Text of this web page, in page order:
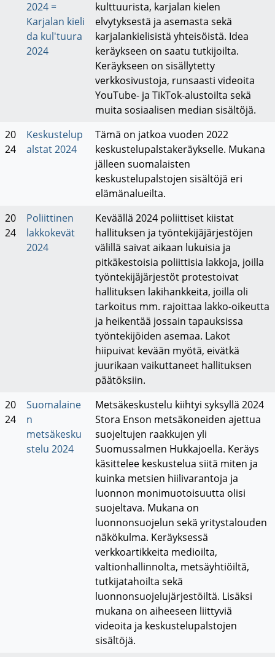
2024 =
Karjalan kieli
da kul'tuura
2024
kulttuurista, karjalan kielen
elvytyksestä ja asemasta sekä
karjalankielisistä yhteisöistä. Idea
keräykseen on saatu tutkijoilta.
Keräykseen on sisällytetty
verkkosivustoja, runsaasti videoita
YouTube- ja TikTok-alustoilta sekä
muita sosiaalisen median sisältöjä.
20
24
Keskustelup
alstat 2024
Tämä on jatkoa vuoden 2022
keskustelupalstakeräykselle. Mukana
jälleen suomalaisten
keskustelupalstojen sisältöjä eri
elämänalueilta.
20
24
Poliittinen
lakkokevät
2024
Keväällä 2024 poliittiset kiistat
hallituksen ja työntekijäjärjestöjen
välillä saivat aikaan lukuisia ja
pitkäkestoisia poliittisia lakkoja, joilla
työntekijäjärjestöt protestoivat
hallituksen lakihankkeita, joilla oli
tarkoitus mm. rajoittaa lakko-oikeutta
ja heikentää jossain tapauksissa
työntekijöiden asemaa. Lakot
hiipuivat kevään myötä, eivätkä
juurikaan vaikuttaneet hallituksen
päätöksiin.
20
24
Suomalaine
n
metsäkesku
stelu 2024
Metsäkeskustelu kiihtyi syksyllä 2024
Stora Enson metsäkoneiden ajettua
suojeltujen raakkujen yli
Suomussalmen Hukkajoella. Keräys
käsittelee keskustelua siitä miten ja
kuinka metsien hiilivarantoja ja
luonnon monimuotoisuutta olisi
suojeltava. Mukana on
luonnonsuojelun sekä yritystalouden
näkökulma. Keräyksessä
verkkoartikkeita medioilta,
valtionhallinnolta, metsäyhtiöiltä,
tutkijatahoilta sekä
luonnonsuojelujärjestöiltä. Lisäksi
mukana on aiheeseen liittyviä
videoita ja keskustelupalstojen
sisältöjä.